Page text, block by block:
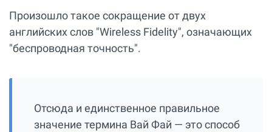
Произошло такое сокращение от двух
английских слов "Wireless Fidelity", означающих
"беспроводная точность".
Отсюда и единственное правильное
значение термина Вай Фай — это способ